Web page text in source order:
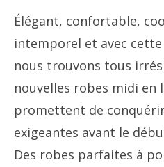
Élégant, confortable,
intemporel et avec
nous trouvons tous
nouvelles robes midi en
promettent de
exigeantes avant le
Des robes parfaites à